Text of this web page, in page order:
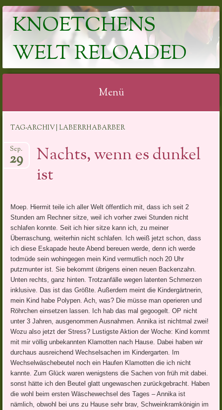
KNOETCHENS
WELT RELOADED
Menü
Inhalt
TAG-ARCHIV | LABERRHABARBER
Nachts, wenn es dunkel
ist
Sep.
29
Moep. Hiermit teile ich aller Welt öffentlich mit, dass ich seit 2
Stunden am Rechner sitze, weil ich vorher zwei Stunden nicht
schlafen konnte. Seit ich hier sitze kann ich, zu meiner
Überraschung, weiterhin nicht schlafen. Ich weiß jetzt schon, dass
ich diese Eskapade heute Abend bereuen werde, denn ich werde
todmüde sein wohingegen mein Kind vermutlich noch 20 Uhr
putzmunter ist. Sie bekommt übrigens einen neuen Backenzahn.
Unten rechts, ganz hinten. Trotzanfälle wegen latenten Schmerzen
inklusive. Das ist das Größte. Außerdem meint die Kindergärtnerin,
mein Kind habe Polypen. Ach, was? Die müsse man operieren und
Röhrchen einsetzen lassen. Ich hab das mal gegoogelt. OP nicht
unter 3 Jahren, ausgenommen Ausnahmen. Annika ist nichtmal zwei!
Wozu also jetzt der Stress? Lustigste Aktion der Woche: Kind kommt
mit mir völlig unbekannten Klamotten nach Hause. Dabei haben wir
durchaus ausreichend Wechselsachen im Kindergarten. Im
Wechselwäschebeutel noch ein Haufen Klamotten die ich nicht
kannte. Zum Glück waren wenigstens die Sachen von früh mit dabei.
sonst hätte ich den Beutel glatt ungewaschen zurückgebracht. Haben
die wohl beim ersten Wäschewechsel des Tages – Annika ist
nämlich, obwohl bei uns zu Hause sehr brav, Schweinkramkönigin im